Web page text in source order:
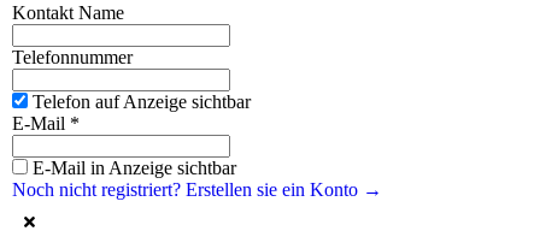
Kontakt Name
Telefonnummer
Telefon auf Anzeige sichtbar
E-Mail *
E-Mail in Anzeige sichtbar
Noch nicht registriert? Erstellen sie ein Konto →